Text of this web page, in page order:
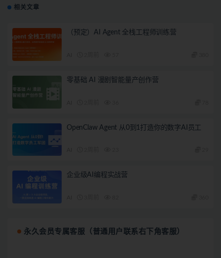
相关文章
（预定）AI Agent 全栈工程师训练营
零基础 AI 漫剧智能量产创作营
OpenClaw Agent 从0到1打造你的数字AI员工
企业级AI编程实战营
永久会员专属客服（普通用户联系右下角客服）